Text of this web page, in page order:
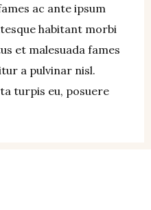
ac ante ipsum
habitant morbi
et malesuada fames
a pulvinar nisl.
turpis eu, posuere